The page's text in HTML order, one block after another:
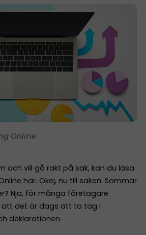
Online
och vill gå rakt på sak, kan du läsa
här. Okej, nu till saken: Sommar
Nja, för många företagare
det är dags att ta tag i
deklarationen.